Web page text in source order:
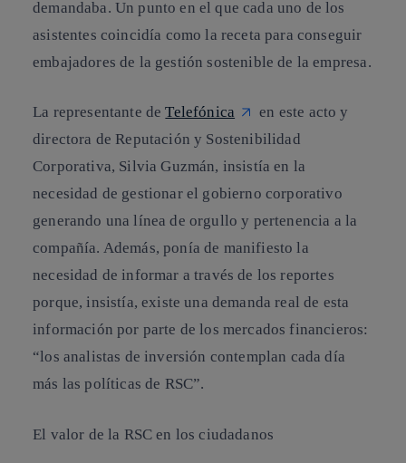
demandaba. Un punto en el que cada uno de los
asistentes coincidía como la receta para conseguir
embajadores de la gestión sostenible de la empresa.
La representante deTelefónica
en este acto y
directora de Reputación y Sostenibilidad
Corporativa, SilviaGuzmán, insistía en la
necesidad de gestionar el gobierno corporativo
generando una línea de orgullo y pertenencia a la
compañía. Además, ponía de manifiesto la
necesidad de informar a través de los reportes
porque, insistía, existe una demanda real de esta
información por parte de los mercados financieros:
“los analistas de inversión contemplan cada día
más las políticas de RSC”.
El valor de la RSC en los ciudadanos